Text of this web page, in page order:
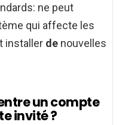
ne peut
qui affecte les
installer de nouvelles
un compte
invité ?